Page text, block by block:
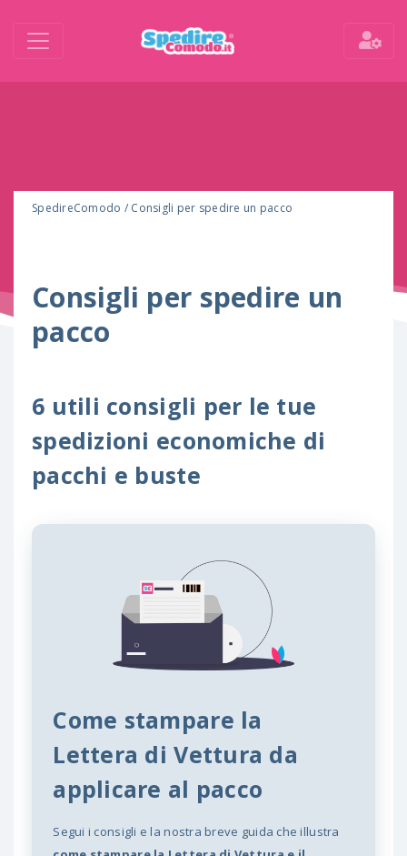
SpedireComodo / Consigli per spedire un pacco
Consigli per spedire un
pacco
6 utili consigli per le tue
spedizioni economiche di
pacchi e buste
Come stampare la
Lettera di Vettura da
applicare al pacco
Segui i consigli e la nostra breve guida che illustra